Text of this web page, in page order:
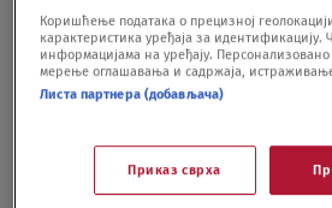
Nakon hajke na
rasprave u "Utisku" s
opet se oglasio dr
Коришћење података о прецизној
карактеристика уређаја за
информацијама на уређају.
мерење оглашавања и садржаја, истраживање
Листа партнера (добављача)
Приказ сврха